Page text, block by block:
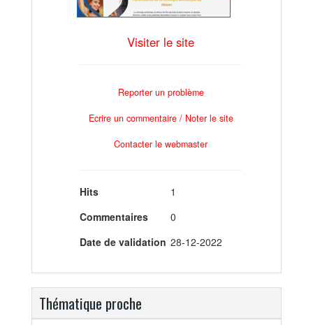
Visiter le site
Reporter un problème
Ecrire un commentaire / Noter le site
Contacter le webmaster
Hits
1
Commentaires
0
Date de validation 28-12-2022
Thématique proche